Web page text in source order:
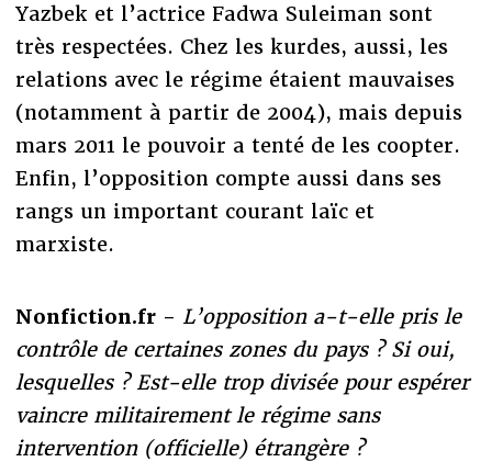
Yazbek et l’actrice Fadwa Suleiman sont
très respectées. Chez les kurdes, aussi, les
relations avec le régime étaient mauvaises
(notamment à partir de 2004), mais depuis
mars 2011 le pouvoir a tenté de les coopter.
Enfin, l’opposition compte aussi dans ses
rangs un important courant laïc et
marxiste.
Nonfiction.fr - L’opposition a-t-elle pris le
contrôle de certaines zones du pays ? Si oui,
lesquelles ? Est-elle trop divisée pour espérer
vaincre militairement le régime sans
intervention (officielle) étrangère ?